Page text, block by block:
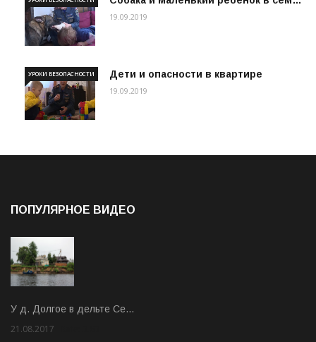
19.09.2019
Дети и опасности в квартире
УРОКИ БЕЗОПАСНОСТИ
19.09.2019
ПОПУЛЯРНОЕ ВИДЕО
У д. Долгое в дельте Се…
21.08.2017